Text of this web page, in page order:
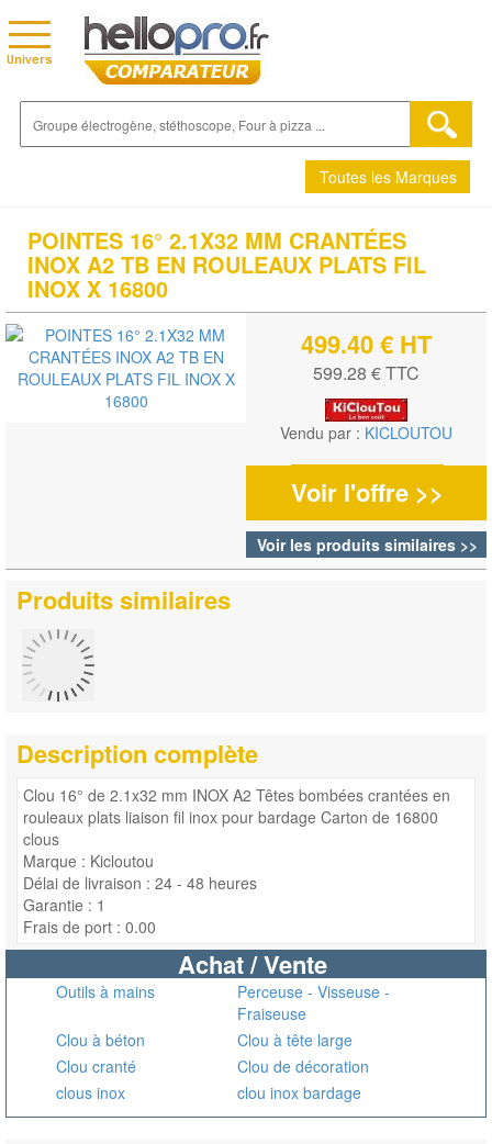
Toutes les Marques
POINTES 16° 2.1X32 MM CRANTÉES
INOX A2 TB EN ROULEAUX PLATS FIL
INOX X 16800
499.40 € HT
599.28 € TTC
Vendu par : KICLOUTOU
Voir l'offre >>
Voir les produits similaires >>
Produits similaires
Description complète
Clou 16° de 2.1x32 mm INOX A2 Têtes bombées crantées en
rouleaux plats liaison fil inox pour bardage Carton de 16800
clous
Marque : Kicloutou
Délai de livraison : 24 - 48 heures
Garantie : 1
Frais de port : 0.00
Achat / Vente
Outils à mains
Perceuse - Visseuse -
Fraiseuse
Clou à béton
Clou à tête large
Clou cranté
Clou de décoration
clous inox
clou inox bardage